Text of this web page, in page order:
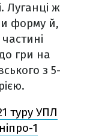
Луганці ж
форму й,
гри на
з 5-
туру УПЛ
1